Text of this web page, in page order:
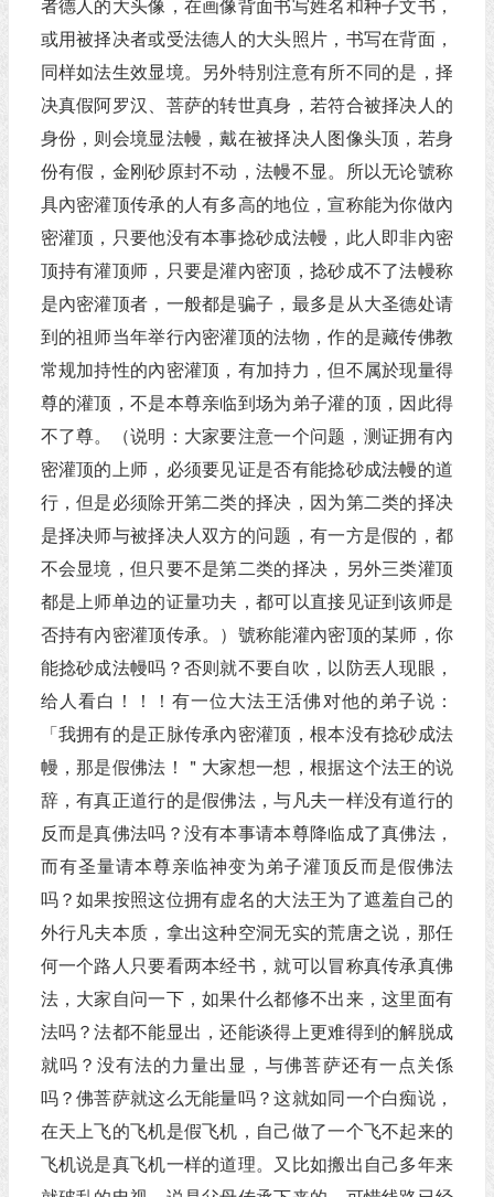
者德人的大头像，在画像背面书写姓名和种子文书，
或用被择决者或受法德人的大头照片，书写在背面，
同样如法生效显境。另外特別注意有所不同的是，择
决真假阿罗汉、菩萨的转世真身，若符合被择决人的
身份，则会境显法幔，戴在被择决人图像头顶，若身
份有假，金刚砂原封不动，法幔不显。所以无论號称
具內密灌顶传承的人有多高的地位，宣称能为你做內
密灌顶，只要他没有本事捻砂成法幔，此人即非內密
顶持有灌顶师，只要是灌內密顶，捻砂成不了法幔称
是內密灌顶者，一般都是骗子，最多是从大圣德处请
到的祖师当年举行內密灌顶的法物，作的是藏传佛教
常规加持性的內密灌顶，有加持力，但不属於现量得
尊的灌顶，不是本尊亲临到场为弟子灌的顶，因此得
不了尊。（说明：大家要注意一个问题，测证拥有內
密灌顶的上师，必须要见证是否有能捻砂成法幔的道
行，但是必须除开第二类的择决，因为第二类的择决
是择决师与被择决人双方的问题，有一方是假的，都
不会显境，但只要不是第二类的择决，另外三类灌顶
都是上师单边的证量功夫，都可以直接见证到该师是
否持有內密灌顶传承。）號称能灌內密顶的某师，你
能捻砂成法幔吗？否则就不要自吹，以防丟人现眼，
给人看白！！！有一位大法王活佛对他的弟子说：
「我拥有的是正脉传承內密灌顶，根本没有捻砂成法
幔，那是假佛法！＂大家想一想，根据这个法王的说
辞，有真正道行的是假佛法，与凡夫一样没有道行的
反而是真佛法吗？没有本事请本尊降临成了真佛法，
而有圣量请本尊亲临神变为弟子灌顶反而是假佛法
吗？如果按照这位拥有虚名的大法王为了遮羞自己的
外行凡夫本质，拿出这种空洞无实的荒唐之说，那任
何一个路人只要看两本经书，就可以冒称真传承真佛
法，大家自问一下，如果什么都修不出来，这里面有
法吗？法都不能显出，还能谈得上更难得到的解脱成
就吗？没有法的力量出显，与佛菩萨还有一点关係
吗？佛菩萨就这么无能量吗？这就如同一个白痴说，
在天上飞的飞机是假飞机，自己做了一个飞不起来的
飞机说是真飞机一样的道理。又比如搬出自己多年来